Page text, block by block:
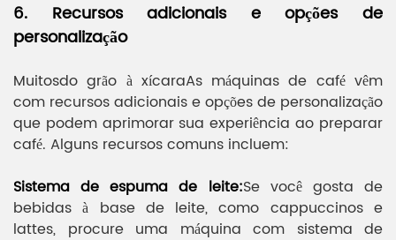
6. Recursos adicionais e opções de
personalização
Muitosdo grão à xícaraAs máquinas de café vêm
com recursos adicionais e opções de personalização
que podem aprimorar sua experiência ao preparar
café. Alguns recursos comuns incluem:
Sistema de espuma de leite:Se você gosta de
bebidas à base de leite, como cappuccinos e
lattes, procure uma máquina com sistema de